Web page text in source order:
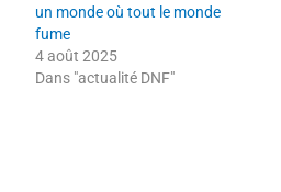
un monde où tout le monde
fume
4 août 2025
Dans "actualité DNF"